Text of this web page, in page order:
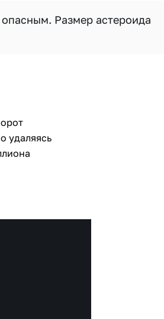
Размер астероида
удаляясь